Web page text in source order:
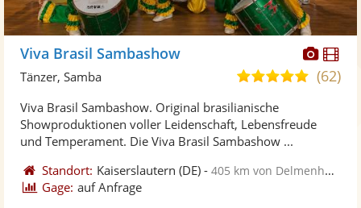
Viva Brasil Sambashow
5,0
5
(62)
Tänzer, Samba
Viva Brasil Sambashow. Original brasilianische
Showproduktionen voller Leidenschaft, Lebensfreude
und Temperament. Die Viva Brasil Sambashow ...
Standort: Kaiserslautern (DE) -405 km von Delmenhorst
Gage: auf Anfrage